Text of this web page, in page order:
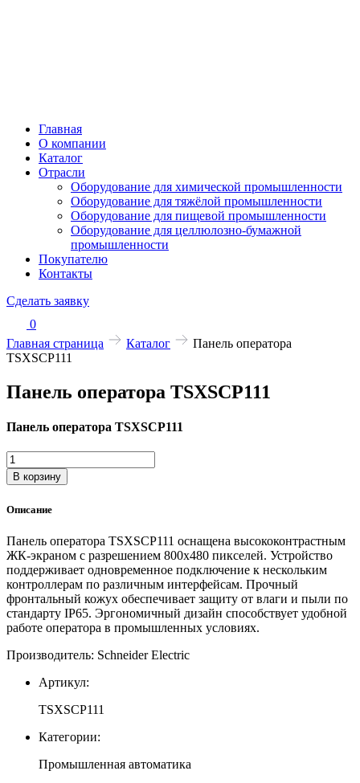
Главная
О компании
Каталог
Отрасли
Оборудование для химической промышленности
Оборудование для тяжёлой промышленности
Оборудование для пищевой промышленности
Оборудование для целлюлозно-бумажной
промышленности
Покупателю
Контакты
Сделать заявку
0
Главная страница
Каталог
Панель оператора
TSXSCP111
Панель оператора TSXSCP111
Панель оператора TSXSCP111
Количество
товара
Панель
TSXSCP111
В корзину
Описание
Панель оператора TSXSCP111 оснащена высококонтрастным
ЖК-экраном с разрешением 800x480 пикселей. Устройство
поддерживает одновременное подключение к нескольким
контроллерам по различным интерфейсам. Прочный
фронтальный кожух обеспечивает защиту от влаги и пыли по
стандарту IP65. Эргономичный дизайн способствует удобной
работе оператора в промышленных условиях.
Производитель: Schneider Electric
Артикул:
TSXSCP111
Категории:
Промышленная автоматика